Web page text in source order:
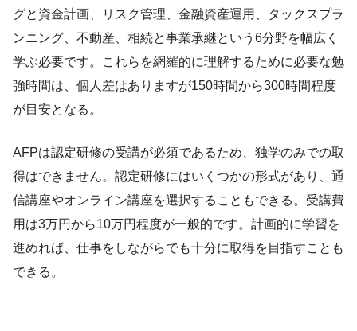
グと資金計画、リスク管理、金融資産運用、タックスプラ
ンニング、不動産、相続と事業承継という6分野を幅広く
学ぶ必要です。これらを網羅的に理解するために必要な勉
強時間は、個人差はありますが150時間から300時間程度
が目安となる。
AFPは認定研修の受講が必須であるため、独学のみでの取
得はできません。認定研修にはいくつかの形式があり、通
信講座やオンライン講座を選択することもできる。受講費
用は3万円から10万円程度が一般的です。計画的に学習を
進めれば、仕事をしながらでも十分に取得を目指すことも
できる。